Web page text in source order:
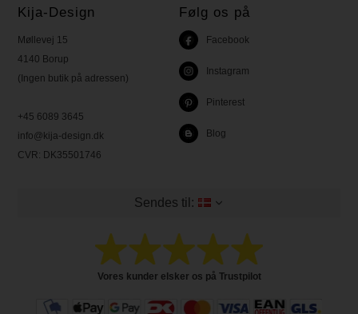
Kija-Design
Møllevej 15
4140 Borup
(Ingen butik på adressen)
+45 6089 3645
info@kija-design.dk
CVR: DK35501746
Følg os på
Facebook
Instagram
Pinterest
Blog
Sendes til:
Vores kunder elsker os på Trustpilot